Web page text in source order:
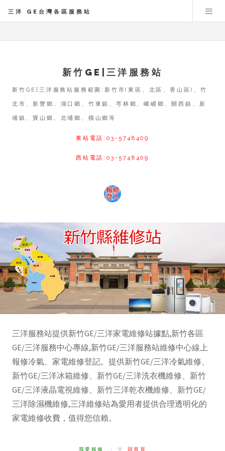
三洋 GE台灣各區服務站
新竹GE|三洋服務站
新竹GE|三洋服務站服務範圍:新竹市(東區、北區、香山區)、竹
北市、新豐鄉、湖口鄉、竹東鎮、芎林鄉、峨嵋鄉、關西鎮、新
埔鎮、寶山鄉、北埔鄉、橫山鄉等
東站電話:03-5748409
西站電話:03-5748409
三洋服務站提供新竹GE/三洋家電維修站據點,新竹各區
GE/三洋服務中心專線,新竹GE/三洋服務站維修中心線上
報修冷氣、家電維修登記。提供新竹GE/三洋冷氣維修、
新竹GE/三洋冰箱維修、新竹GE/三洋洗衣機維修、新竹
GE/三洋液晶電視維修、新竹三洋乾衣機維修、新竹GE/
三洋除濕機維修,三洋維修站為愛用者提供合理透明化的
家電維修收費，值得您信賴。
我要報修 回首頁